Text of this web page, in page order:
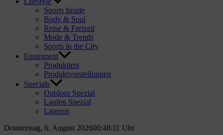
Sports Inside
Body & Soul
Reise & Freizeit
Mode & Trends
Sports in the City
Equipment
Produkttest
Produktvorstellungen
Specials
Outdoor Spezial
Laufen Spezial
Laureus
Donnerstag, 6. August 202600:48:12 Uhr